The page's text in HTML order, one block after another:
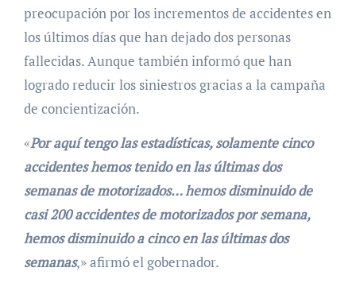
preocupación por los incrementos de accidentes en
los últimos días que han dejado dos personas
fallecidas. Aunque también informó que han
logrado reducir los siniestros gracias a la campaña
de concientización.
«Por aquí tengo las estadísticas, solamente cinco
accidentes hemos tenido en las últimas dos
semanas de motorizados… hemos disminuido de
casi 200 accidentes de motorizados por semana,
hemos disminuido a cinco en las últimas dos
semanas,» afirmó el gobernador.